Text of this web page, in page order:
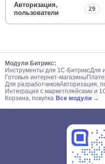
Авторизация,
пользователи
29
Модули Битрикс:
Инструменты для 1С-БитриксДля
Готовые интернет-магазины
Для разработчиковАвторизация,
Интеграция с маркетплейсами и
Корзина, покупка Все модули →